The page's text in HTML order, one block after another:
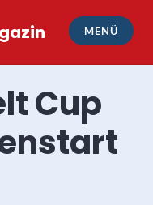
MENÜ
Cup